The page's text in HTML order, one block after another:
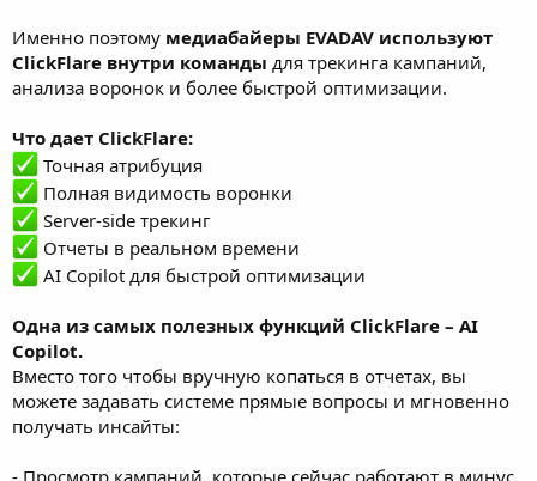
Именно поэтому медиабайеры EVADAV используют
ClickFlare внутри команды для трекинга кампаний,
анализа воронок и более быстрой оптимизации.
Что дает ClickFlare:
Точная атрибуция
Полная видимость воронки
Server-side трекинг
Отчеты в реальном времени
AI Copilot для быстрой оптимизации
Одна из самых полезных функций ClickFlare – AI
Copilot.
Вместо того чтобы вручную копаться в отчетах, вы
можете задавать системе прямые вопросы и мгновенно
получать инсайты:
- Просмотр кампаний, которые сейчас работают в минус